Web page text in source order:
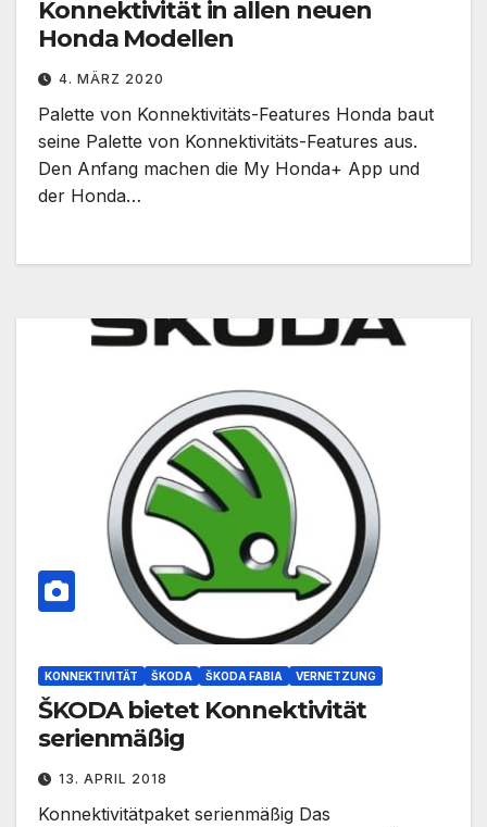
Konnektivität in allen neuen
Honda Modellen
4. MÄRZ 2020
Palette von Konnektivitäts-Features Honda baut
seine Palette von Konnektivitäts-Features aus.
Den Anfang machen die My Honda+ App und
der Honda…
KONNEKTIVITÄT ŠKODA ŠKODA FABIA VERNETZUNG
ŠKODA bietet Konnektivität
serienmäßig
13. APRIL 2018
Konnektivitätpaket serienmäßig Das